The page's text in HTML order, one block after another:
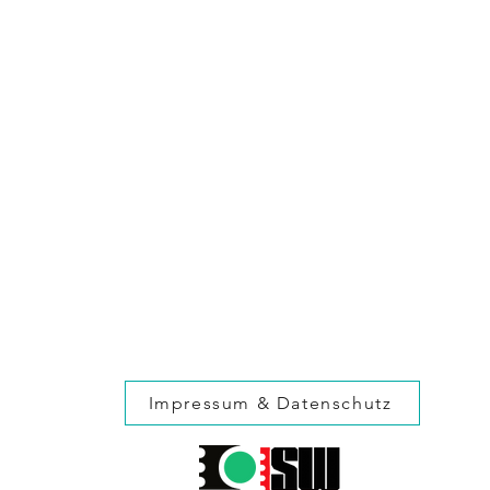
Impressum & Datenschutz